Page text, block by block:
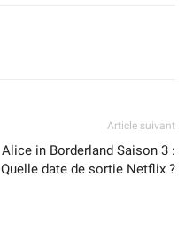
Article suivant
Alice in Borderland Saison 3 :
Quelle date de sortie Netflix ?